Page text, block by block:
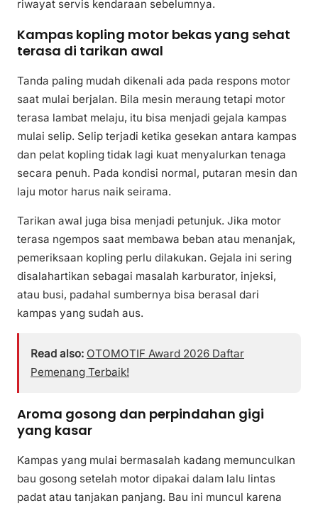
riwayat servis kendaraan sebelumnya.
Kampas kopling motor bekas yang sehat
terasa di tarikan awal
Tanda paling mudah dikenali ada pada respons motor
saat mulai berjalan. Bila mesin meraung tetapi motor
terasa lambat melaju, itu bisa menjadi gejala kampas
mulai selip. Selip terjadi ketika gesekan antara kampas
dan pelat kopling tidak lagi kuat menyalurkan tenaga
secara penuh. Pada kondisi normal, putaran mesin dan
laju motor harus naik seirama.
Tarikan awal juga bisa menjadi petunjuk. Jika motor
terasa ngempos saat membawa beban atau menanjak,
pemeriksaan kopling perlu dilakukan. Gejala ini sering
disalahartikan sebagai masalah karburator, injeksi,
atau busi, padahal sumbernya bisa berasal dari
kampas yang sudah aus.
Read also: OTOMOTIF Award 2026 Daftar
Pemenang Terbaik!
Aroma gosong dan perpindahan gigi
yang kasar
Kampas yang mulai bermasalah kadang memunculkan
bau gosong setelah motor dipakai dalam lalu lintas
padat atau tanjakan panjang. Bau ini muncul karena